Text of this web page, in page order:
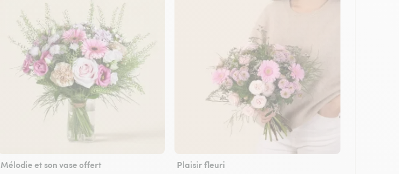
Mélodie et son vase offert Plaisir fleuri